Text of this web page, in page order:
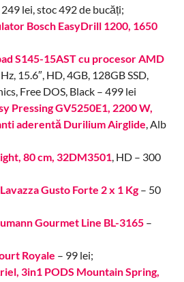
249 lei, stoc 492 de bucăți;
Bosch EasyDrill 1200, 1650
S145-15AST cu procesor AMD
15.6″, HD, 4GB, 128GB SSD,
Free DOS, Black – 499 lei
Pressing GV5250E1, 2200 W,
aderentă Durilium Airglide, Alb
80 cm, 32DM3501, HD – 300
Gusto Forte 2 x 1 Kg– 50
Gourmet Line BL-3165–
Royale – 99 lei;
3in1 PODS Mountain Spring,